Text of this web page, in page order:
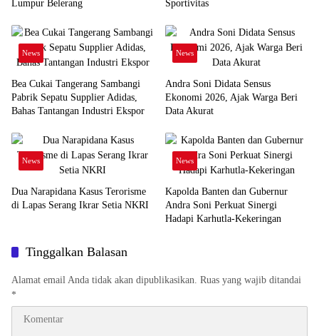
Lumpur Belerang Sportivitas
News
Bea Cukai Tangerang Sambangi
Pabrik Sepatu Supplier Adidas,
Bahas Tantangan Industri Ekspor
News
Andra Soni Didata Sensus
Ekonomi 2026, Ajak Warga Beri
Data Akurat
News
Dua Narapidana Kasus Terorisme
di Lapas Serang Ikrar Setia NKRI
News
Kapolda Banten dan Gubernur
Andra Soni Perkuat Sinergi
Hadapi Karhutla-Kekeringan
Tinggalkan Balasan
Alamat email Anda tidak akan dipublikasikan. Ruas yang wajib ditandai
*